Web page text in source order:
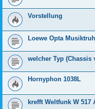
Vorstellung
Loewe Opta
welcher Typ
Hornyphon 1038L
krefft Weltfunk W 517